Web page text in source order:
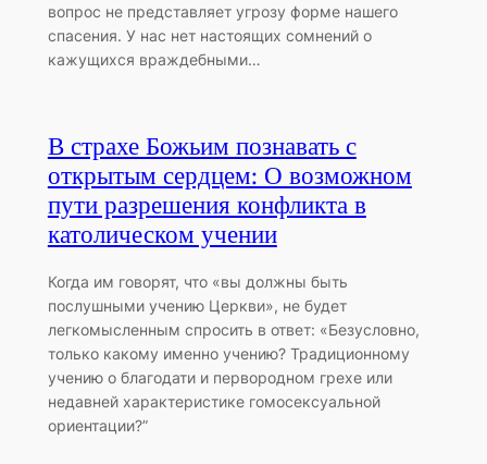
вопрос не представляет угрозу форме нашего
спасения. У нас нет настоящих сомнений о
кажущихся враждебными…
В страхе Божьим познавать с
открытым сердцем: О возможном
пути разрешения конфликта в
католическом учении
Когда им говорят, что «вы должны быть
послушными учению Церкви», не будет
легкомысленным спросить в ответ: «Безусловно,
только какому именно учению? Традиционному
учению о благодати и первородном грехе или
недавней характеристике гомосексуальной
ориентации?”